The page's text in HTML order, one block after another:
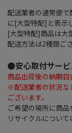
配送業者の通常便
に[大型特配]と表示
[大型特配]商品は大
配送方法は2種類ご
●安心取付サービ
商品出荷後の納期目
※配送業者の状況な
ございます。
ご希望の場所に商品
リサイクルについ